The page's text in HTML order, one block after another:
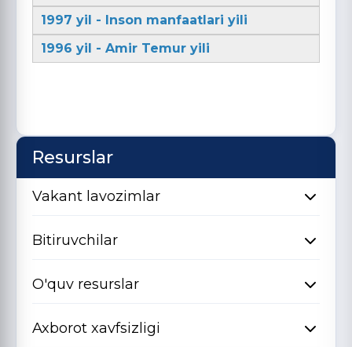
1997 yil - Inson manfaatlari yili
1996 yil - Amir Temur yili
Resurslar
Vakant lavozimlar
Bitiruvchilar
O'quv resurslar
Axborot xavfsizligi